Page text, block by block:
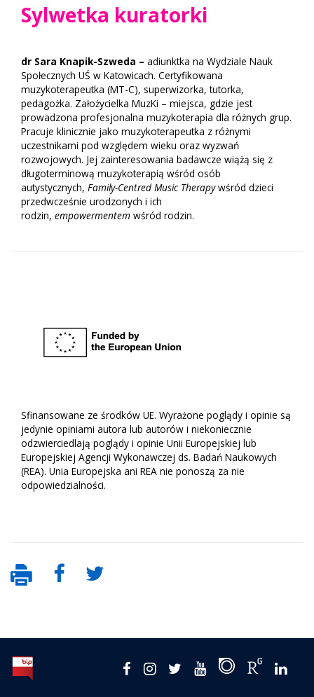
Sylwetka kuratorki
dr Sara Knapik-Szweda – adiunktka na Wydziale Nauk
Społecznych UŚ w Katowicach. Certyfikowana
muzykoterapeutka (MT-C), superwizorka, tutorka,
pedagożka. Założycielka MuzKi – miejsca, gdzie jest
prowadzona profesjonalna muzykoterapia dla różnych grup.
Pracuje klinicznie jako muzykoterapeutka z różnymi
uczestnikami pod względem wieku oraz wyzwań
rozwojowych. Jej zainteresowania badawcze wiążą się z
długoterminową muzykoterapią wśród osób
autystycznych, Family-Centred Music Therapywśród dzieci
przedwcześnie urodzonych i ich
rodzin, empowermentem wśród rodzin.
Sfinansowane ze środków UE. Wyrażone poglądy i opinie są
jedynie opiniami autora lub autorów i niekoniecznie
odzwierciedlają poglądy i opinie Unii Europejskiej lub
Europejskiej Agencji Wykonawczej ds. Badań Naukowych
(REA). Unia Europejska ani REA nie ponoszą za nie
odpowiedzialności.